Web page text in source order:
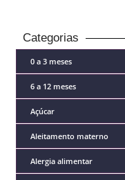
Categorias
0 a 3 meses
6 a 12 meses
Açúcar
Aleitamento materno
Alergia alimentar